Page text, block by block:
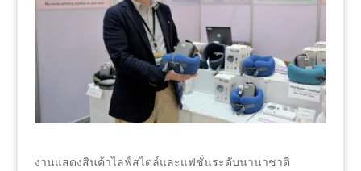
งานแสดงสินค้าไลฟ์สไตล์และแฟชั่นระดับนานาชาติ